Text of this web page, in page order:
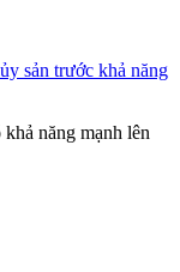
sản trước khả năng
năng mạnh lên